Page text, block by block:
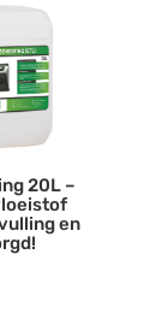
20L –
en